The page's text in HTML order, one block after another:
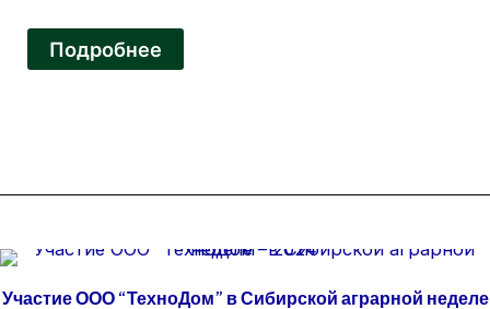
Подробнее
Участие ООО “ТехноДом” в Сибирской аграрной неделе